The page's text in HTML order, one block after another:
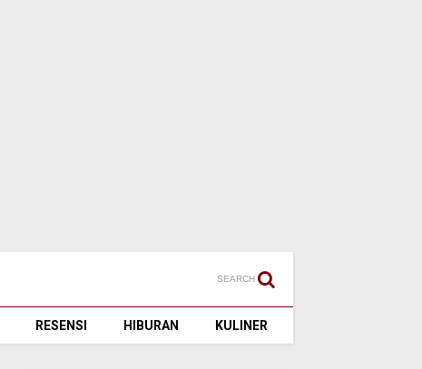
SEARCH
RESENSI HIBURAN KULINER